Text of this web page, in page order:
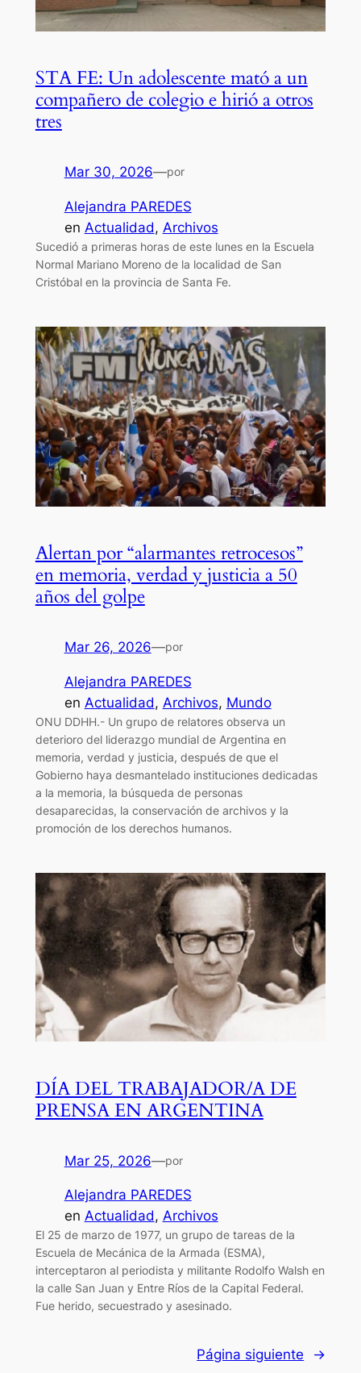
STA FE: Un adolescente mató a un
compañero de colegio e hirió a otros
tres
Mar 30, 2026—por
Alejandra PAREDES
en Actualidad, Archivos
Sucedió a primeras horas de este lunes en la Escuela
Normal Mariano Moreno de la localidad de San
Cristóbal en la provincia de Santa Fe.
Alertan por “alarmantes retrocesos”
en memoria, verdad y justicia a 50
años del golpe
Mar 26, 2026—por
Alejandra PAREDES
en Actualidad, Archivos, Mundo
ONU DDHH.- Un grupo de relatores observa un
deterioro del liderazgo mundial de Argentina en
memoria, verdad y justicia, después de que el
Gobierno haya desmantelado instituciones dedicadas
a la memoria, la búsqueda de personas
desaparecidas, la conservación de archivos y la
promoción de los derechos humanos.
DÍA DEL TRABAJADOR/A DE
PRENSA EN ARGENTINA
Mar 25, 2026—por
Alejandra PAREDES
en Actualidad, Archivos
El 25 de marzo de 1977, un grupo de tareas de la
Escuela de Mecánica de la Armada (ESMA),
interceptaron al periodista y militante Rodolfo Walsh en
la calle San Juan y Entre Ríos de la Capital Federal.
Fue herido, secuestrado y asesinado.
Página siguiente →